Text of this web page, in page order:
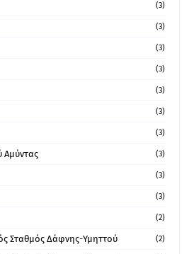
(3)
(3)
(3)
(3)
(3)
(3)
(3)
Αμύντας (3)
(3)
(3)
(2)
Σταθμός Δάφνης-Υμηττού (2)